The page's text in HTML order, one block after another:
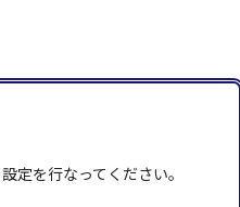
を行なってください。